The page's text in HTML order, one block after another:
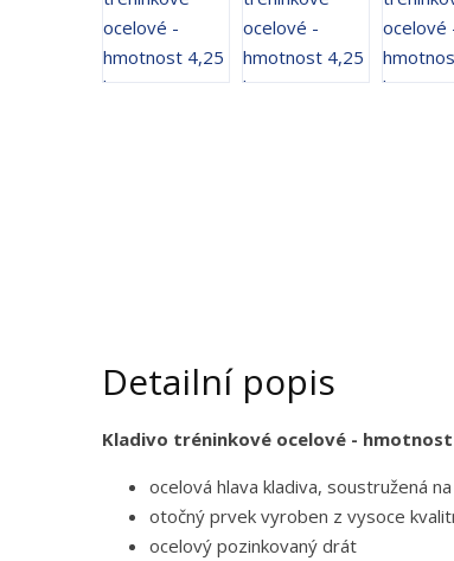
k
t
u
:
Detailní popis
Kladivo tréninkové ocelové -
ocelová hlava kladiva, soustružená
otočný prvek vyroben z vysoce
ocelový pozinkovaný drát